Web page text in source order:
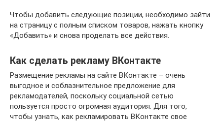
Чтобы добавить следующие позиции, необходимо зайти
на страницу с полным списком товаров, нажать кнопку
«Добавить» и снова проделать все действия.
Как сделать рекламу ВКонтакте
Размещение рекламы на сайте ВКонтакте – очень
выгодное и соблазнительное предложение для
рекламодателей, поскольку социальной сетью
пользуется просто огромная аудитория. Для того,
чтобы узнать, как рекламировать ВКонтакте свое